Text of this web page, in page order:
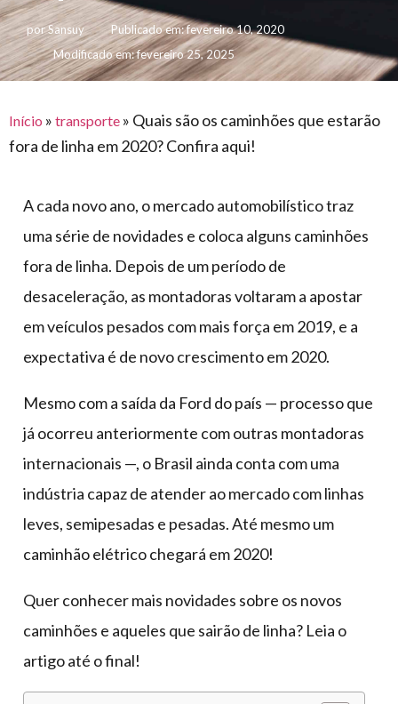
premiações
eventos
para
o
agronegócio
feira
toldos
offshore
construção
civil
piscinas
mercado
móveis,
calçados,
epi's
multiúso
e logística
armazenagem
lonas
porSansuy Publicado em:fevereiro 10, 2020
Modificado em: fevereiro 25, 2025
Início » transporte » Quais são os caminhões que estarão
fora de linha em 2020? Confira aqui!
A cada novo ano, o mercado automobilístico traz
uma série de novidades e coloca alguns caminhões
fora de linha. Depois de um período de
desaceleração, as montadoras voltaram a apostar
em veículos pesados com mais força em 2019, e a
expectativa é de novo crescimento em 2020.
Mesmo com a saída da Ford do país — processo que
já ocorreu anteriormente com outras montadoras
internacionais —, o Brasil ainda conta com uma
indústria capaz de atender ao mercado com linhas
leves, semipesadas e pesadas. Até mesmo um
caminhão elétrico chegará em 2020!
Quer conhecer mais novidades sobre os novos
caminhões e aqueles que sairão de linha? Leia o
artigo até o final!